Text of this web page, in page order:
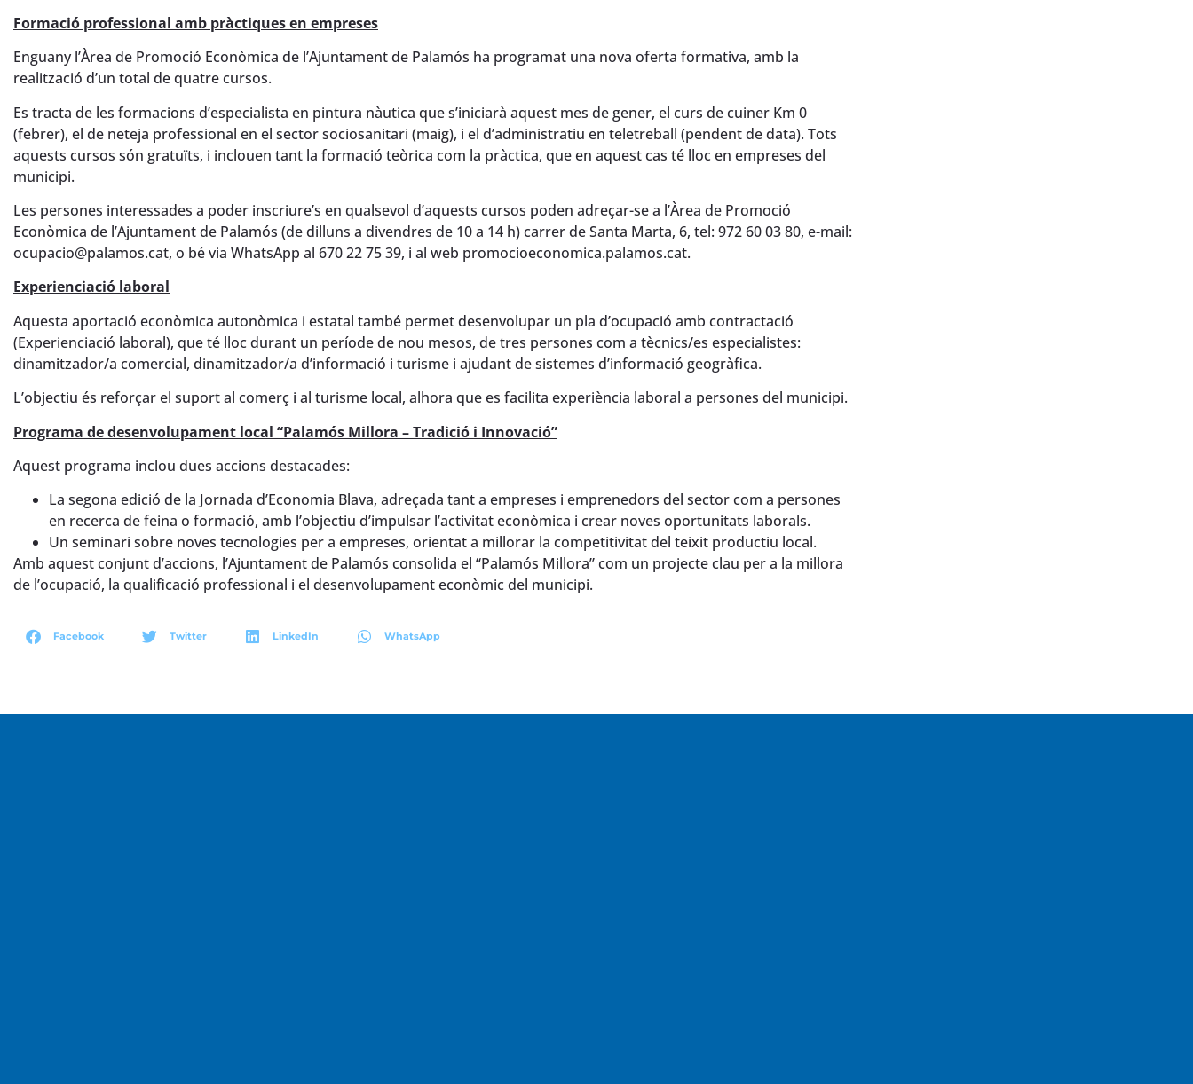
Formació professional amb pràctiques en empreses
Enguany l’Àrea de Promoció Econòmica de l’Ajuntament de Palamós ha programat una nova oferta formativa, amb la
realització d’un total de quatre cursos.
Es tracta de les formacions d’especialista en pintura nàutica que s’iniciarà aquest mes de gener, el curs de cuiner Km 0
(febrer), el de neteja professional en el sector sociosanitari (maig), i el d’administratiu en teletreball (pendent de data). Tots
aquests cursos són gratuïts, i inclouen tant la formació teòrica com la pràctica, que en aquest cas té lloc en empreses del
municipi.
Les persones interessades a poder inscriure’s en qualsevol d’aquests cursos poden adreçar-se a l’Àrea de Promoció
Econòmica de l’Ajuntament de Palamós (de dilluns a divendres de 10 a 14 h) carrer de Santa Marta, 6, tel: 972 60 03 80, e-mail:
ocupacio@palamos.cat, o bé via WhatsApp al 670 22 75 39, i al web promocioeconomica.palamos.cat.
Experienciació laboral
Aquesta aportació econòmica autonòmica i estatal també permet desenvolupar un pla d’ocupació amb contractació
(Experienciació laboral), que té lloc durant un període de nou mesos, de tres persones com a tècnics/es especialistes:
dinamitzador/a comercial, dinamitzador/a d’informació i turisme i ajudant de sistemes d’informació geogràfica.
L’objectiu és reforçar el suport al comerç i al turisme local, alhora que es facilita experiència laboral a persones del municipi.
Programa de desenvolupament local “Palamós Millora – Tradició i Innovació”
Aquest programa inclou dues accions destacades:
La segona edició de la Jornada d’Economia Blava, adreçada tant a empreses i emprenedors del sector com a persones
en recerca de feina o formació, amb l’objectiu d’impulsar l’activitat econòmica i crear noves oportunitats laborals.
Un seminari sobre noves tecnologies per a empreses, orientat a millorar la competitivitat del teixit productiu local.
Amb aquest conjunt d’accions, l’Ajuntament de Palamós consolida el “Palamós Millora” com un projecte clau per a la millora
de l’ocupació, la qualificació professional i el desenvolupament econòmic del municipi.
Facebook Twitter LinkedIn WhatsApp